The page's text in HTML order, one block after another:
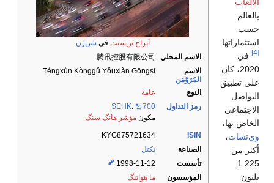
أبراج تن‌سنت في شن‌ژن
الاسم المحلي
腾讯控股有限公司
الاسم
المُرَوْمَن
Téngxùn Kònggǔ Yǒuxiàn Gōngsī
النوع
عامة
رمز التداول
SEHK:
700
مكون مؤشر هانگ سنگ
ISIN
KYG875721634
الصناعة
تكتل
تأسست
1998-11-12
المؤسسون
ما هواتنگ
بالعالم
حسب
استثماراتها.
[4]
في
2020، كان
على تطبيق
التواصل
الاجتماعي
الخاص بها،
وي‌تشات،
أكثر من
1.225
بليون